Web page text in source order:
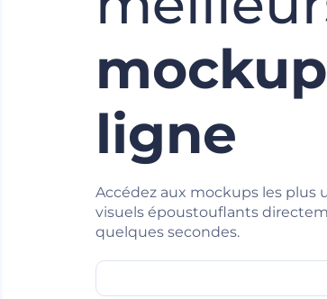
ligne
Accédez aux mockups les plus
visuels époustouflants
quelques secondes.